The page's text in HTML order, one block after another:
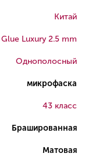
Китай
Glue Luxury 2.5 mm
Однополосный
микрофаска
43 класс
Брашированная
Матовая